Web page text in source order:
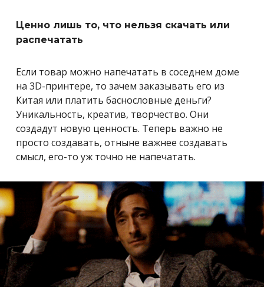
Ценно лишь то, что нельзя скачать или
распечатать
Если товар можно напечатать в соседнем доме
на 3D-принтере, то зачем заказывать его из
Китая или платить баснословные деньги?
Уникальность, креатив, творчество. Они
создадут новую ценность. Теперь важно не
просто создавать, отныне важнее создавать
смысл, его-то уж точно не напечатать.